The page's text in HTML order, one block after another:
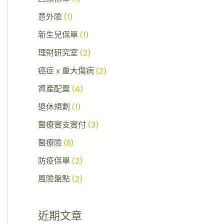
意外險(1)
新生兒保單 (1)
理財研究室 (2)
癌症 x 重大傷病(2)
資產配置 (4)
退休規劃 (1)
醫療實支實付(3)
醫療險(8)
防疫保單 (2)
風險盤點(2)
近期文章